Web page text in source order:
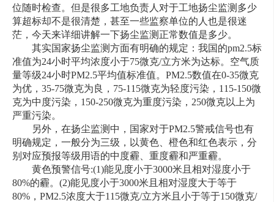
位随时检查。但是很多工地负责人对于工地扬尘监测多少
算超标却不是很清楚，甚至一些监察单位的人也是很迷
茫，今天来详细讲解一下扬尘监测正常数值是多少。
其实国家扬尘监测方面有明确的规定：我国的pm2.5标
准值为24小时平均浓度小于75微克/立方米为达标。空气质
量等级24小时PM2.5平均值标准值。PM2.5数值在0-35微克
为优，35-75微克为良，75-115微克为轻度污染，115-150微
克为中度污染，150-250微克为重度污染，250微克以上为
严重污染。
另外，在扬尘监测中，国家对于PM2.5警戒信号也有
明确规定，一般分为三级，以黄色、橙色和红色表示，分
别对应预报等级用语的中度霾、重度霾和严重霾。
黄色预警信号:(1)能见度小于3000米且相对湿度小于
80%的霾。(2)能见度小于3000米且相对湿度大于等于
80%，PM2.5浓度大于115微克/立方米且小于等于150微克/